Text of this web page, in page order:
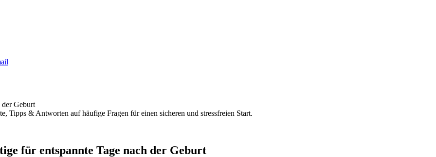
der Geburt
Tipps & Antworten auf häufige Fragen für einen sicheren und stressfreien Start.
für entspannte Tage nach der Geburt